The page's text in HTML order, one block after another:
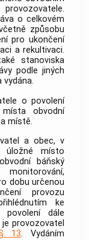
provozovatele.
o celkovém
způsobu
pro ukončení
a rekultivaci.
stanoviska
podle jiných
vydána.
o povolení
obvodní
místě.
a obec, v
úložné místo
báňský
dobu určenou
provozu
ke
dále
provozovatel
13. Vydáním